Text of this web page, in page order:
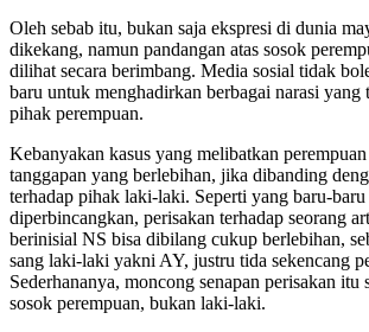
Oleh sebab itu, bukan saja ekspresi di dunia
dikekang, namun pandangan atas sosok
dilihat secara berimbang. Media sosial tidak
baru untuk menghadirkan berbagai narasi yang
pihak perempuan.
Kebanyakan kasus yang melibatkan
tanggapan yang berlebihan, jika dibanding
terhadap pihak laki-laki. Seperti yang baru-
diperbincangkan, perisakan terhadap seorang
berinisial NS bisa dibilang cukup berlebihan,
sang laki-laki yakni AY, justru tida sekencang
Sederhananya, moncong senapan perisakan itu
sosok perempuan, bukan laki-laki.